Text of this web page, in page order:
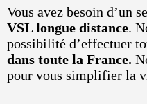
Vous avez besoin d’un
VSL longue distance.
possibilité d’effectuer
dans toute la France.
pour vous simplifier la